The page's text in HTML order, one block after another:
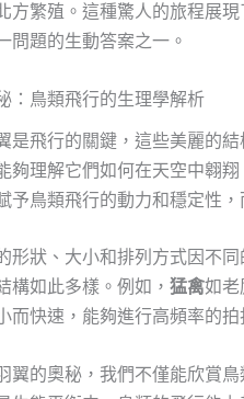
方繁殖。這種驚人的旅程展
問題的生動答案之一。
：鳥類飛行的生理學解析
是飛行的關鍵，這些美麗的
夠理解它們如何在天空中翱
予鳥類飛行的動力和穩定性
形狀、大小和排列方式因不
構如此多樣。例如， 猛禽如老
而快速，能夠進行高頻率的
翼的奧秘，我們不僅能欣賞